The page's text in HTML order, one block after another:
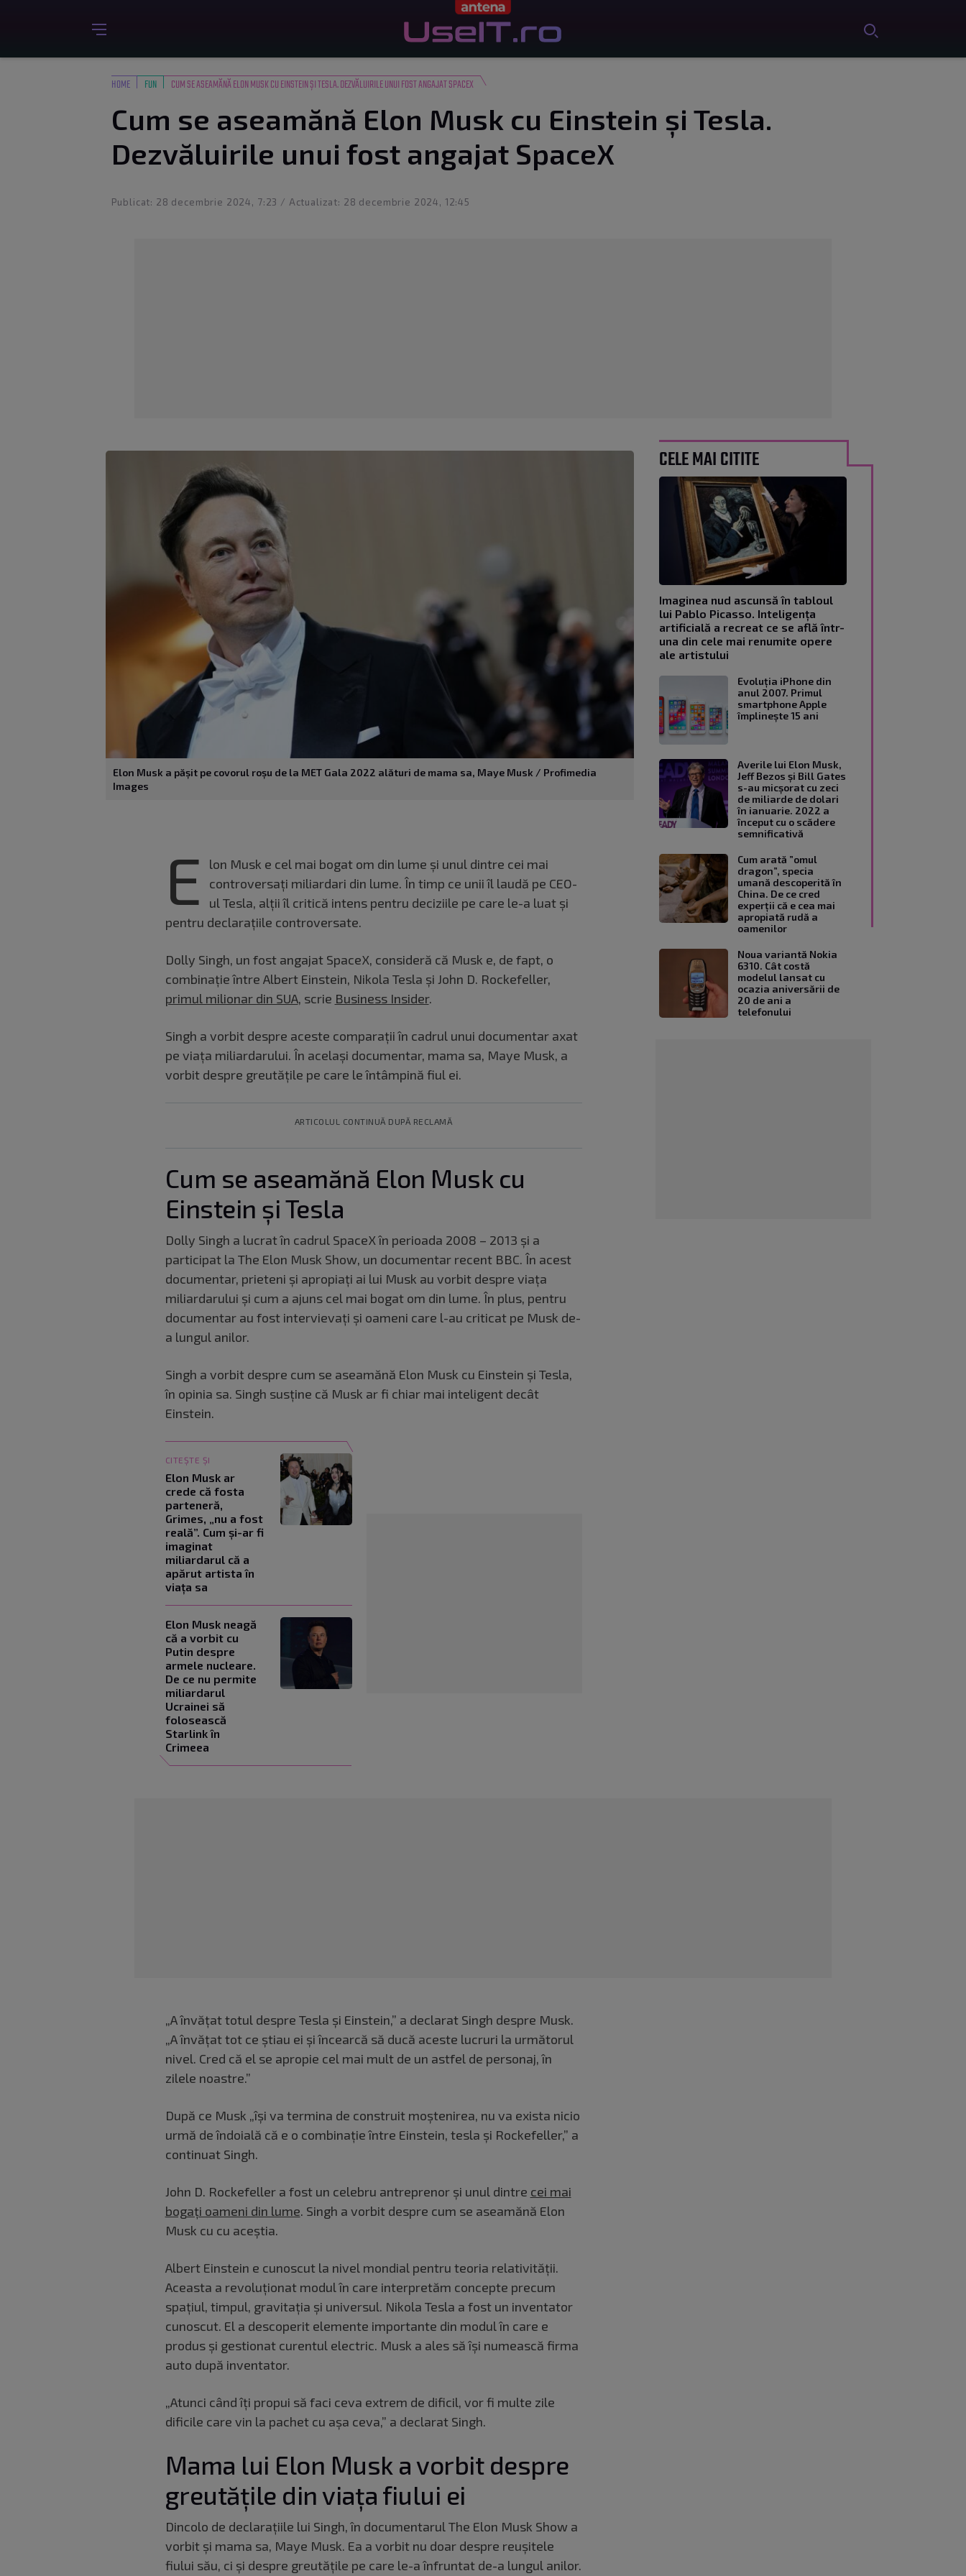
HOME FUN CUM SE ASEAMĂNĂ ELON MUSK CU EINSTEIN ȘI TESLA. DEZVĂLUIRILE UNUI FOST ANGAJAT SPACEX
Cum se aseamănă Elon Musk cu Einstein și Tesla.
Dezvăluirile unui fost angajat SpaceX
Publicat: 28 decembrie 2024, 7:23 / Actualizat: 28 decembrie 2024, 12:45
Elon Musk a pășit pe covorul roșu de la MET Gala 2022 alături de mama sa, Maye Musk / Profimedia
Images
CELE MAI CITITE
Imaginea nud ascunsă în tabloul
lui Pablo Picasso. Inteligența
artificială a recreat ce se află într-
una din cele mai renumite opere
ale artistului
Evoluția iPhone din
anul 2007. Primul
smartphone Apple
împlinește 15 ani
Averile lui Elon Musk,
Jeff Bezos și Bill Gates
s-au micșorat cu zeci
de miliarde de dolari
în ianuarie. 2022 a
început cu o scădere
semnificativă
Cum arată ”omul
dragon”, specia
umană descoperită în
China. De ce cred
experții că e cea mai
apropiată rudă a
oamenilor
Noua variantă Nokia
6310. Cât costă
modelul lansat cu
ocazia aniversării de
20 de ani a
telefonului
E
lon Musk e cel mai bogat om din lume și unul dintre cei mai
controversați miliardari din lume. În timp ce unii îl laudă pe CEO-
ul Tesla, alții îl critică intens pentru deciziile pe care le-a luat și
pentru declarațiile controversate.
Dolly Singh, un fost angajat SpaceX, consideră că Musk e, de fapt, o
combinație între Albert Einstein, Nikola Tesla și John D. Rockefeller,
primul milionar din SUA, scrie Business Insider.
Singh a vorbit despre aceste comparații în cadrul unui documentar axat
pe viața miliardarului. În același documentar, mama sa, Maye Musk, a
vorbit despre greutățile pe care le întâmpină fiul ei.
ARTICOLUL CONTINUĂ DUPĂ RECLAMĂ
Cum se aseamănă Elon Musk cu
Einstein și Tesla
Dolly Singh a lucrat în cadrul SpaceX în perioada 2008 – 2013 și a
participat la The Elon Musk Show, un documentar recent BBC. În acest
documentar, prieteni și apropiați ai lui Musk au vorbit despre viața
miliardarului și cum a ajuns cel mai bogat om din lume. În plus, pentru
documentar au fost intervievați și oameni care l-au criticat pe Musk de-
a lungul anilor.
Singh a vorbit despre cum se aseamănă Elon Musk cu Einstein și Tesla,
în opinia sa. Singh susține că Musk ar fi chiar mai inteligent decât
Einstein.
CITEȘTE ȘI
Elon Musk ar
crede că fosta
parteneră,
Grimes, „nu a fost
reală”. Cum și-ar fi
imaginat
miliardarul că a
apărut artista în
viața sa
Elon Musk neagă
că a vorbit cu
Putin despre
armele nucleare.
De ce nu permite
miliardarul
Ucrainei să
folosească
Starlink în
Crimeea
„A învățat totul despre Tesla și Einstein,” a declarat Singh despre Musk.
„A învățat tot ce știau ei și încearcă să ducă aceste lucruri la următorul
nivel. Cred că el se apropie cel mai mult de un astfel de personaj, în
zilele noastre.”
După ce Musk „își va termina de construit moștenirea, nu va exista nicio
urmă de îndoială că e o combinație între Einstein, tesla și Rockefeller,” a
continuat Singh.
John D. Rockefeller a fost un celebru antreprenor și unul dintre cei mai
bogați oameni din lume. Singh a vorbit despre cum se aseamănă Elon
Musk cu cu aceștia.
Albert Einstein e cunoscut la nivel mondial pentru teoria relativității.
Aceasta a revoluționat modul în care interpretăm concepte precum
spațiul, timpul, gravitația și universul. Nikola Tesla a fost un inventator
cunoscut. El a descoperit elemente importante din modul în care e
produs și gestionat curentul electric. Musk a ales să își numească firma
auto după inventator.
„Atunci când îți propui să faci ceva extrem de dificil, vor fi multe zile
dificile care vin la pachet cu așa ceva,” a declarat Singh.
Mama lui Elon Musk a vorbit despre
greutățile din viața fiului ei
Dincolo de declarațiile lui Singh, în documentarul The Elon Musk Show a
vorbit și mama sa, Maye Musk. Ea a vorbit nu doar despre reușitele
fiului său, ci și despre greutățile pe care le-a înfruntat de-a lungul anilor.